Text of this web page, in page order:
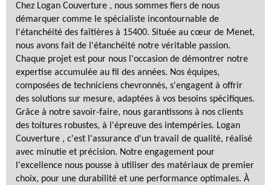
Chez Logan Couverture , nous sommes fiers de nous
démarquer comme le spécialiste incontournable de
l'étanchéité des faîtières à 15400. Située au cœur de Menet,
nous avons fait de l'étanchéité notre véritable passion.
Chaque projet est pour nous l'occasion de démontrer notre
expertise accumulée au fil des années. Nos équipes,
composées de techniciens chevronnés, s'engagent à offrir
des solutions sur mesure, adaptées à vos besoins spécifiques.
Grâce à notre savoir-faire, nous garantissons à nos clients
des toitures robustes, à l'épreuve des intempéries. Logan
Couverture , c'est l'assurance d'un travail de qualité, réalisé
avec minutie et précision. Notre engagement pour
l'excellence nous pousse à utiliser des matériaux de premier
choix, pour une durabilité et une performance optimales. À